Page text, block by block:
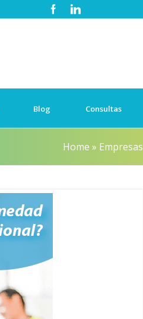
Blog Consultas
Home » Empresas